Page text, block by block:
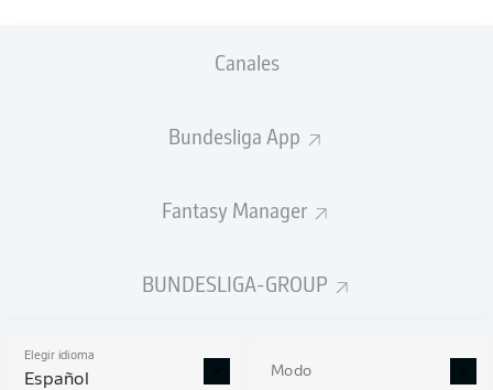
Canales
Bundesliga App
Fantasy Manager
BUNDESLIGA-GROUP
Elegir idioma
Español Modo
ESTADÍSTICAS